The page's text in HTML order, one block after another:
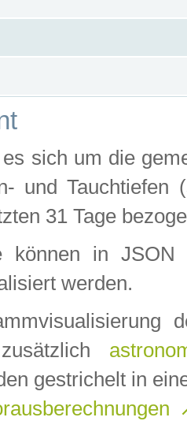
sich um die
und Tauchtiefen
31 Tage
können in
werden.
gestrichelt in